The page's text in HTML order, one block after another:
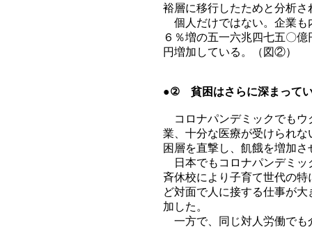
裕層に移行したためと分析さ
個人だけではない。企業も
６％増の五一六兆四七五〇
円増加している。（図②）
●② 貧困はさらに深まって
コロナパンデミックでもウ
業、十分な医療が受けられ
困層を直撃し、飢餓を増加さ
日本でもコロナパンデミッ
斉休校により子育て世代の
ど対面で人に接する仕事が
加した。
一方で、同じ対人労働でも